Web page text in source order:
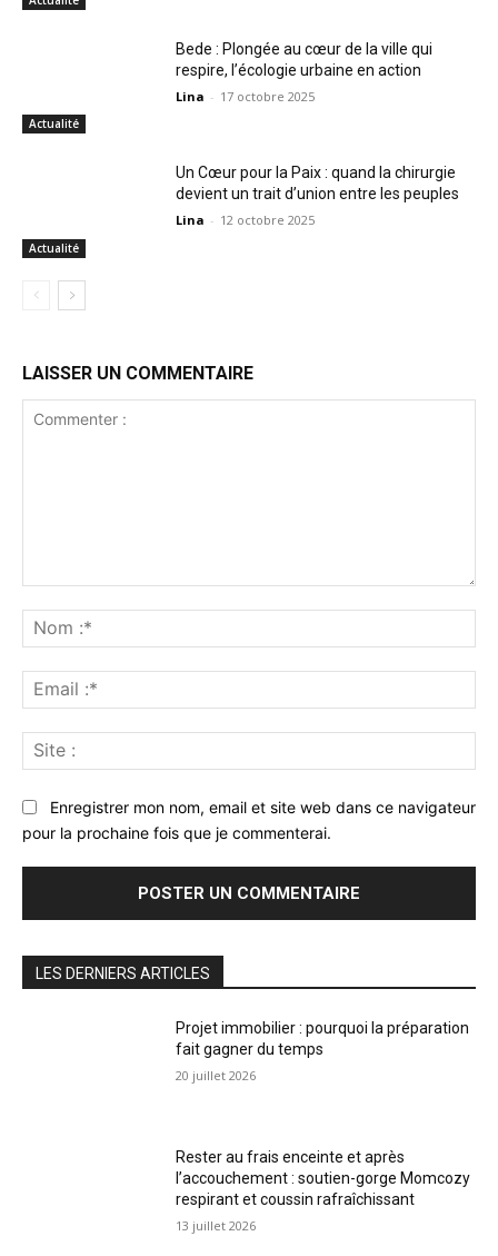
Actualité
Bede : Plongée au cœur de la ville qui
respire, l’écologie urbaine en action
Lina - 17 octobre 2025
Actualité
Un Cœur pour la Paix : quand la chirurgie
devient un trait d’union entre les peuples
Lina - 12 octobre 2025
LAISSER UN COMMENTAIRE
:*
:*
:
Enregistrer mon nom, email et site web dans ce navigateur
pour la prochaine fois que je commenterai.
LES DERNIERS ARTICLES
Projet immobilier : pourquoi la préparation
fait gagner du temps
20 juillet 2026
Rester au frais enceinte et après
l’accouchement : soutien-gorge Momcozy
respirant et coussin rafraîchissant
13 juillet 2026